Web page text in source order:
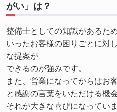
がい」は？
整備士としての知識があるた
いったお客様の困りごとに対
な提案が
できるのが強みです。
また、営業になってからはお
と感謝の言葉をいただける機会
それが大きな喜びになっていま